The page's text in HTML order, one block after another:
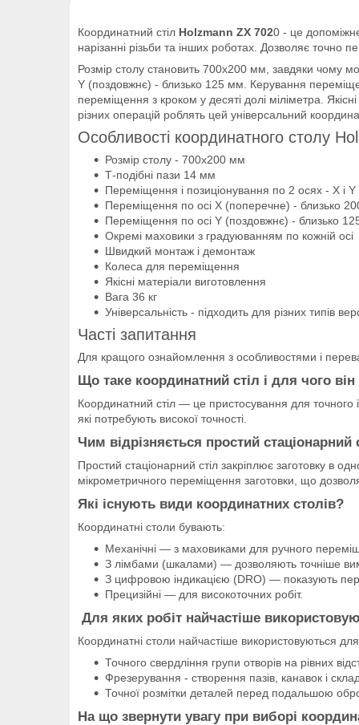
Координатний стіл Holzmann ZX 7020 - це
нарізанні різьби та інших роботах. Дозволяє
Розмір столу становить 700х200 мм, завдяки чому
Y (поздовжнє) - близько 125 мм. Керування
переміщення з кроком у десяті долі міліметра.
різних операцій роблять цей універсальний
Особливості координатного столу
Розмір столу - 700х200 мм
Т-подібні пази 14 мм
Переміщення і позиціонування по 2 осях - Х і Y
Переміщення по осі Х (поперечне) - близько
Переміщення по осі Y (поздовжнє) - близько
Окремі маховики з градуюванням по кожній осі
Швидкий монтаж і демонтаж
Колеса для переміщення
Якісні матеріали виготовлення
Вага 36 кг
Універсальність - підходить для різних типів
Часті запитання
Для кращого ознайомлення з особливостями і
Що таке координатний стіл і для чого він
Координатний стіл — це пристосування для точного
які потребують високої точності.
Чим відрізняється простий стаціонарний
Простий стаціонарний стіл закріплює заготовку в
мікрометричного переміщення заготовки, що
Які існують види координатних столів?
Координатні столи бувають:
Механічні — з маховиками для ручного
З лімбами (шкалами) — дозволяють точніше
З цифровою індикацією (DRO) — показують
Прецизійні — для високоточних робіт.
Для яких робіт найчастіше
Координатні столи найчастіше використовуються
Точного свердління групи отворів на рівних
Фрезерування - створення пазів, канавок і
Точної розмітки деталей перед подальшою
На що звернути увагу при виборі